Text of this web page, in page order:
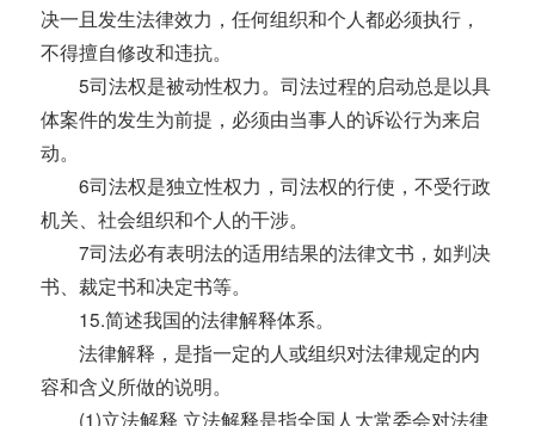
决一且发生法律效力，任何组织和个人都必须执行，
不得擅自修改和违抗。
5司法权是被动性权力。司法过程的启动总是以具
体案件的发生为前提，必须由当事人的诉讼行为来启
动。
6司法权是独立性权力，司法权的行使，不受行政
机关、社会组织和个人的干涉。
7司法必有表明法的适用结果的法律文书，如判决
书、裁定书和决定书等。
15.简述我国的法律解释体系。
法律解释，是指一定的人或组织对法律规定的内
容和含义所做的说明。
(1)立法解释 立法解释是指全国人大常委会对法律